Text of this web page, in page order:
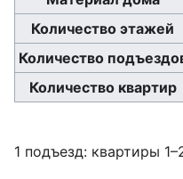
Количество этажей
Количество
Количество квартир
1 подъезд: квартиры